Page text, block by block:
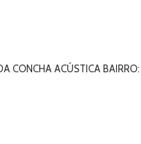
CONCHA ACÚSTICA BAIRRO: